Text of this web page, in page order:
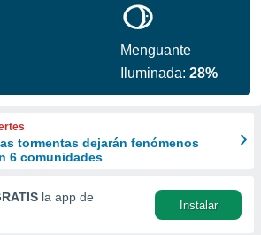
Menguante
Iluminada:28%
tormentas dejarán fenómenos
6 comunidades
la app de
Instalar